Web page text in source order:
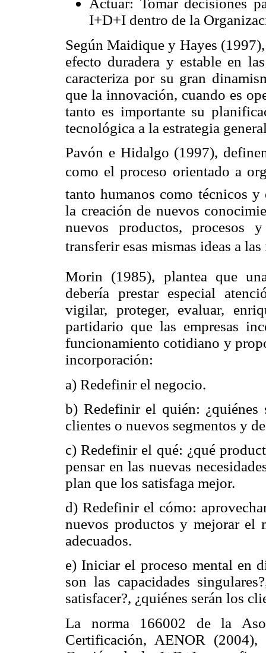
Actuar: Tomar decisiones
I+D+I dentro de la
Según Maidique y Hayes
efecto duradera y estable en
caracteriza por su gran
que la innovación, cuando es
tanto es importante su
tecnológica a la estrategia
Pavón e Hidalgo (1997),
como el proceso orientado a
tanto humanos como técnicos
la creación de nuevos
nuevos productos, procesos
transferir esas mismas ideas a
Morin (1985), plantea que
debería prestar especial
vigilar, proteger, evaluar,
partidario que las empresas
funcionamiento cotidiano y
incorporación:
a) Redefinir el negocio.
b) Redefinir el quién: ¿quiénes
clientes o nuevos segmentos y
c) Redefinir el qué: ¿qué
pensar en las nuevas
plan que los satisfaga mejor.
d) Redefinir el cómo:
nuevos productos y mejorar el
adecuados.
e) Iniciar el proceso mental en
son las capacidades
satisfacer?, ¿quiénes serán los
La norma 166002 de la
Certificación, AENOR (2004),